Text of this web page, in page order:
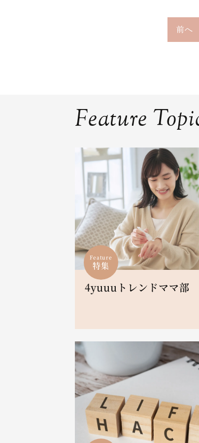
前へ
Feature
Feature
特集
4yuuuトレンドママ部